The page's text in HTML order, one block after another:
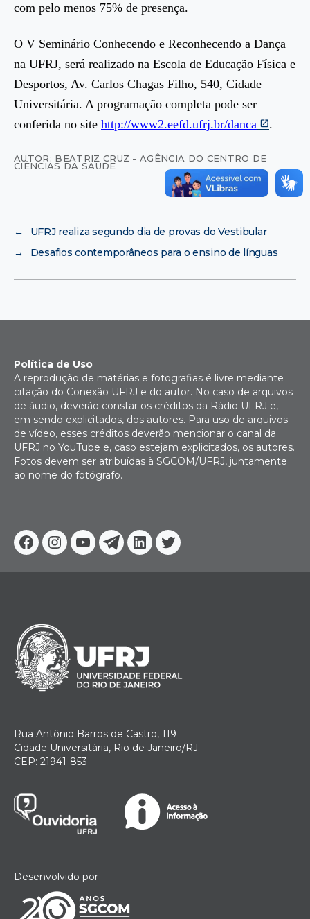
com pelo menos 75% de presença.
O V Seminário Conhecendo e Reconhecendo a Dança
na UFRJ, será realizado na Escola de Educação Física e
Desportos, Av. Carlos Chagas Filho, 540, Cidade
Universitária. A programação completa pode ser
conferida no site http://www2.eefd.ufrj.br/danca .
AUTOR: BEATRIZ CRUZ - AGÊNCIA DO CENTRO DE
CIÊNCIAS DA SAÚDE
←
UFRJ realiza segundo dia de provas do Vestibular
→
Desafios contemporâneos para o ensino de línguas
Facebook
Instagram
YoutubeTelegram
Linkedin
Twitter
Política de Uso
A reprodução de matérias e fotografias é livre mediante
citação do Conexão UFRJ e do autor. No caso de arquivos
de áudio, deverão constar os créditos da Rádio UFRJ e,
em sendo explicitados, dos autores. Para uso de arquivos
de vídeo, esses créditos deverão mencionar o canal da
UFRJ no YouTube e, caso estejam explicitados, os autores.
Fotos devem ser atribuídas à SGCOM/UFRJ, juntamente
ao nome do fotógrafo.
Rua Antônio Barros de Castro, 119
Cidade Universitária, Rio de Janeiro/RJ
CEP: 21941-853
Desenvolvido por